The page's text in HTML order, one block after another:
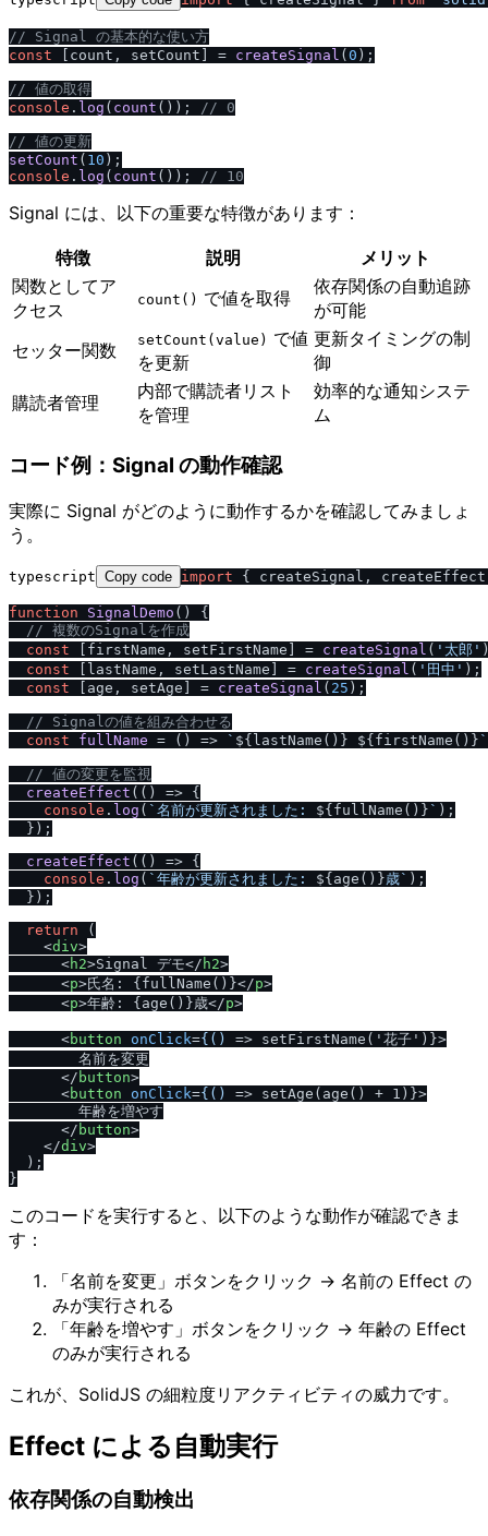
/ / Signal の基本的な使い方
const [count, setCount] = createSignal ( 0 );
/ / 値の取得
console . log ( count ()); / / 0
/ / 値の更新
setCount ( 10
console . log ( count ()); / / 10
Signal には、以下の重要な特徴があります：
特徴 説明
メリット
関数としてア
クセス
count() で値を取得
依存関係の自動追跡
が可能
セッター関数
setCount(value) で値
を更新
更新タイミングの制
御
購読者管理
内部で購読者リスト
を管理
効率的な通知システ
ム
コード例：Signal の動作確認
実際に Signal がどのように動作するかを確認してみましょ
う。
typescript Copy code import { createSignal,
function SignalDemo ( ) {
// 複数のSignalを作成
const [firstName, setFirstName] = createSignal ( '太郎'
const [lastName, setLastName] = createSignal ( '田中' );
const [age, setAge] = createSignal ( 25 );
// Signalの値を組み合わせる
const
fullName = ( ) => ` ${lastName()} ${firstName()} `
// 値の変更を監視
createEffect ( () => {
console . log ( `名前が更新されました: ${fullName()} ` );
  });
createEffect ( () => {
console . log ( `年齢が更新されました: ${age()}歳` );
  });
return (
<div>
<h2>Signal デモ</ h2>
<p>氏名: {fullName()}</p>
<p>年齢: {age()}歳</p>
<button onClick={() => setFirstName('花子')}>
        名前を変更
</ button>
<button onClick={() => setAge(age() + 1)}>
        年齢を増やす
</ button>
</div>
  );
このコードを実行すると、以下のような動作が確認できま
す：
「名前を変更」ボタンをクリック → 名前の Effect の
みが実行される
「年齢を増やす」ボタンをクリック → 年齢の Effect
のみが実行される
これが、SolidJS の細粒度リアクティビティの威力です。
Effect による自動実行
依存関係の自動検出